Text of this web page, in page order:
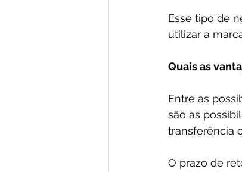
Esse tipo de
utilizar a
Quais as
Entre as
são as
transferência
O prazo de